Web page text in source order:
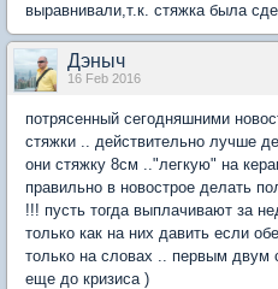
выравнивали,т.к. стяжка была
Дэныч
16 Feb 2016
потрясенный сегодняшними
стяжки .. действительно лучше
они стяжку 8см .."легкую" на
правильно в новострое делать
!!! пусть тогда выплачивают за
только как на них давить если
только на словах .. первым двум
еще до кризиса )